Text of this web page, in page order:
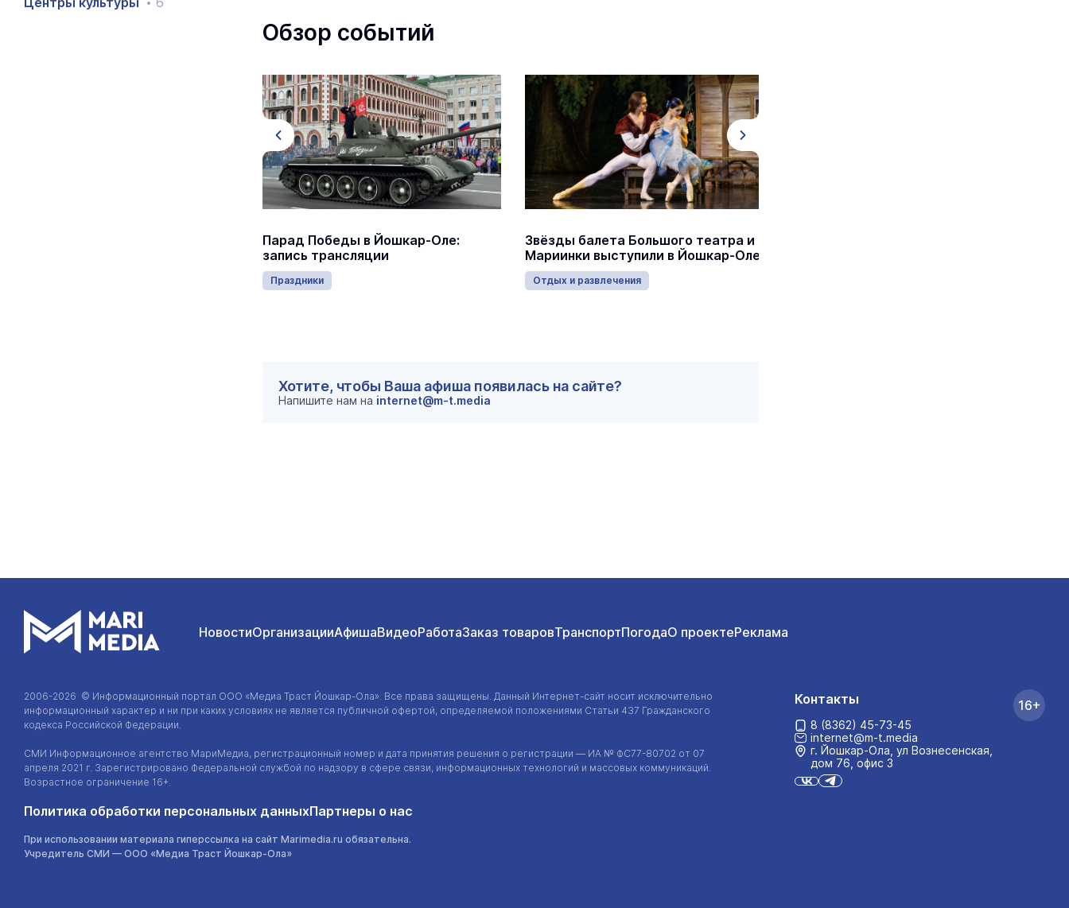
Обзор событий
Парад Победы в Йошкар-Оле:
запись трансляции
Праздники
Звёзды балета Большого театра и
Мариинки выступили в Йошкар-Оле
Отдых и развлечения
Хотите, чтобы Ваша афиша появилась на сайте?
Напишите нам на internet@m-t.media
НовостиОрганизацииАфишаВидеоРаботаЗаказ товаровТранспортПогодаО проектеРеклама
2006-2026 © Информационный портал ООО «Медиа Траст Йошкар-Ола». Все права защищены. Данный Интернет-сайт носит исключительно
информационный характер и ни при каких условиях не является публичной офертой, определяемой положениями Статьи 437 Гражданского
кодекса Российской Федерации.
СМИ Информационное агентство МариМедиа, регистрационный номер и дата принятия решения о регистрации — ИА № ФС77-80702 от 07
апреля 2021 г. Зарегистрировано Федеральной службой по надзору в сфере связи, информационных технологий и массовых коммуникаций.
Возрастное ограничение 16+.
Политика обработки персональных данныхПартнеры о нас
При использовании материала гиперссылка на сайт Marimedia.ru обязательна.
Учредитель СМИ — ООО «Медиа Траст Йошкар-Ола»
Контакты
8 (8362) 45-73-45
internet@m-t.media
г. Йошкар‑Ола, ул Вознесенская,
дом 76, офис 3
16+